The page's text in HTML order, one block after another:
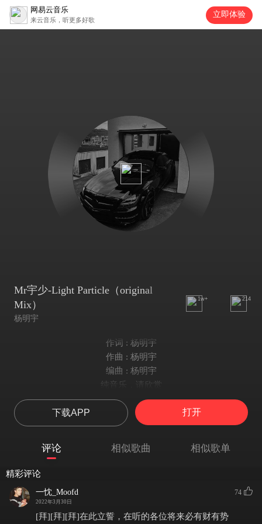
网易云音乐
来云音乐，听更多好歌
立即体验
Mr宇少-Light Particle（original
Mix）
杨明宇
1w+ 214
作词 : 杨明宇
作曲 : 杨明宇
编曲 : 杨明宇
纯音乐，请欣赏
下载APP 打开
评论 相似歌曲 相似歌单
精彩评论
一忱_Moofd
2022年3月30日
74
[拜][拜][拜]在此立誓，在听的各位将来必有财有势